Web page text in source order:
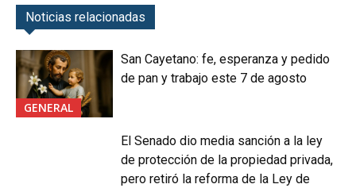
Noticias relacionadas
GENERAL
San Cayetano: fe, esperanza y pedido
de pan y trabajo este 7 de agosto
El Senado dio media sanción a la ley
de protección de la propiedad privada,
pero retiró la reforma de la Ley de